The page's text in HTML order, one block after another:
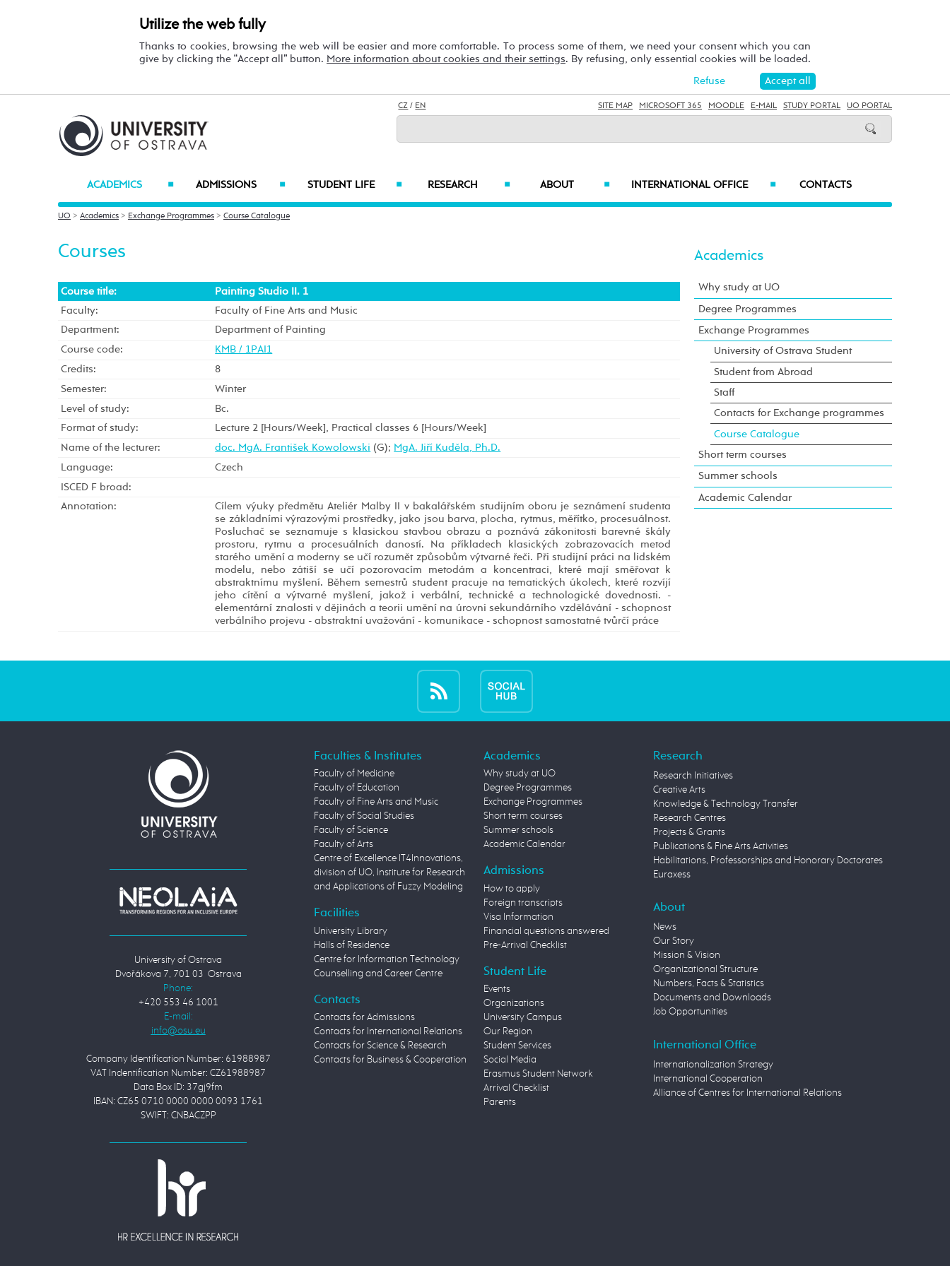
Utilize the web fully
Thanks to cookies, browsing the web will be easier and more comfortable. To process some of them, we need your consent which you can
give by clicking the “Accept all” button. More information about cookies and their settings. By refusing, only essential cookies will be loaded.
Accept all
Refuse
CZ / EN SITE MAP MICROSOFT 365 MOODLE E-MAIL STUDY PORTAL UO PORTAL
ACADEMICS ■ ADMISSIONS ■ STUDENT LIFE ■ RESEARCH ■ ABOUT ■ INTERNATIONAL OFFICE ■ CONTACTS
UO > Academics > Exchange Programmes > Course Catalogue
Courses
Course title:
Painting Studio II. 1
Faculty:
Faculty of Fine Arts and Music
Department:
Department of Painting
Course code:
KMB / 1PAI1
Credits:
8
Semester:
Winter
Level of study:
Bc.
Format of study:
Lecture 2 [Hours/Week], Practical classes 6 [Hours/Week]
Name of the lecturer:
doc. MgA. František Kowolowski (G); MgA. Jiří Kuděla, Ph.D.
Language:
Czech
ISCED F broad:
Annotation:
Cílem výuky předmětu Ateliér Malby II v bakalářském studijním oboru je seznámení studenta
se základními výrazovými prostředky, jako jsou barva, plocha, rytmus, měřítko, procesuálnost.
Posluchač se seznamuje s klasickou stavbou obrazu a poznává zákonitosti barevné škály
prostoru, rytmu a procesuálních daností. Na příkladech klasických zobrazovacích metod
starého umění a moderny se učí rozumět způsobům výtvarné řeči. Při studijní práci na lidském
modelu, nebo zátiší se učí pozorovacím metodám a koncentraci, které mají směřovat k
abstraktnímu myšlení. Během semestrů student pracuje na tematických úkolech, které rozvíjí
jeho cítění a výtvarné myšlení, jakož i verbální, technické a technologické dovednosti. -
elementární znalosti v dějinách a teorii umění na úrovni sekundárního vzdělávání - schopnost
verbálního projevu - abstraktní uvažování - komunikace - schopnost samostatné tvůrčí práce
Academics
Why study at UO
Degree Programmes
Exchange Programmes
University of Ostrava Student
Student from Abroad
Staff
Contacts for Exchange programmes
Course Catalogue
Short term courses
Summer schools
Academic Calendar
University of Ostrava
Dvořákova 7, 701 03 Ostrava
Phone:
+420 553 46 1001
E-mail:
Company Identification Number: 61988987
VAT Indentification Number: CZ61988987
Data Box ID: 37gj9fm
IBAN: CZ65 0710 0000 0000 0093 1761
SWIFT: CNBACZPP
Faculties & Institutes
Faculty of Medicine
Faculty of Education
Faculty of Fine Arts and Music
Faculty of Social Studies
Faculty of Science
Faculty of Arts
Centre of Excellence IT4Innovations,
division of UO, Institute for Research
and Applications of Fuzzy Modeling
Facilities
University Library
Halls of Residence
Centre for Information Technology
Counselling and Career Centre
Contacts
Contacts for Admissions
Contacts for International Relations
Contacts for Science & Research
Contacts for Business & Cooperation
Academics
Why study at UO
Degree Programmes
Exchange Programmes
Short term courses
Summer schools
Academic Calendar
Admissions
How to apply
Foreign transcripts
Visa Information
Financial questions answered
Pre-Arrival Checklist
Student Life
Events
Organizations
University Campus
Our Region
Student Services
Social Media
Erasmus Student Network
Arrival Checklist
Parents
Research
Research Initiatives
Creative Arts
Knowledge & Technology Transfer
Research Centres
Projects & Grants
Publications & Fine Arts Activities
Habilitations, Professorships and Honorary Doctorates
Euraxess
About
News
Our Story
Mission & Vision
Organizational Structure
Numbers, Facts & Statistics
Documents and Downloads
Job Opportunities
International Office
Internationalization Strategy
International Cooperation
Alliance of Centres for International Relations